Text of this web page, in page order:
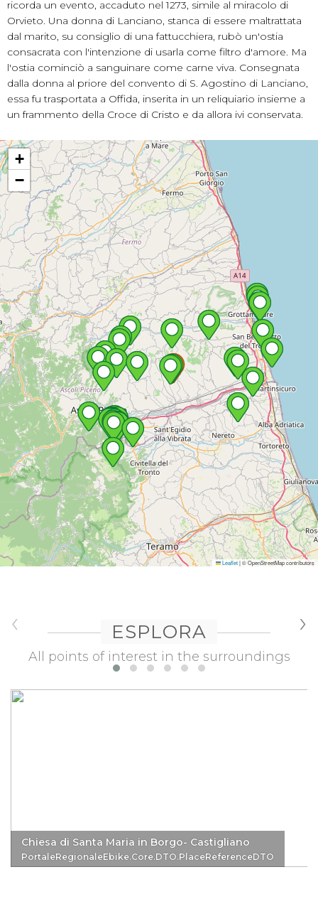
ricorda un evento, accaduto nel 1273, simile al miracolo di
Orvieto. Una donna di Lanciano, stanca di essere maltrattata
dal marito, su consiglio di una fattucchiera, rubò un'ostia
consacrata con l'intenzione di usarla come filtro d'amore. Ma
l'ostia cominciò a sanguinare come carne viva. Consegnata
dalla donna al priore del convento di S. Agostino di Lanciano,
essa fu trasportata a Offida, inserita in un reliquiario insieme a
un frammento della Croce di Cristo e da allora ivi conservata.
+
−
Leaflet|© OpenStreetMap contributors
ESPLORA
All points of interest in the surroundings
Chiesa di Santa Maria in Borgo- Castigliano
PortaleRegionaleEbike.Core.DTO.PlaceReferenceDTO
‹ ›